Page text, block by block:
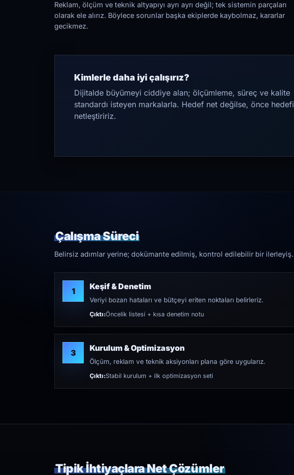
Reklam, ölçüm ve teknik altyapıyı ayrı ayrı değil; tek sistemin parçaları
olarak ele alırız. Böylece sorunlar başka ekiplerde kaybolmaz, kararlar
gecikmez.
Kimlerle daha iyi çalışırız?
Dijitalde büyümeyi ciddiye alan; ölçümleme, süreç ve kalite
standardı isteyen markalarla. Hedef net değilse, önce hedefi
netleştiririz.
Çalışma Süreci
Belirsiz adımlar yerine; dokümante edilmiş, kontrol edilebilir bir ilerleyiş.
1 Keşif & Denetim
Veriyi bozan hataları ve bütçeyi eriten noktaları belirleriz.
Çıktı:Öncelik listesi + kısa denetim notu
3 Kurulum & Optimizasyon
Ölçüm, reklam ve teknik aksiyonları plana göre uygularız.
Çıktı:Stabil kurulum + ilk optimizasyon seti
Tipik İhtiyaçlara Net Çözümler